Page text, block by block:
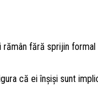
fără sprijin
că ei înșiși sunt